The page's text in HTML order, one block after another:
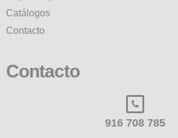
Catálogos
Contacto
Contacto
916 708 785